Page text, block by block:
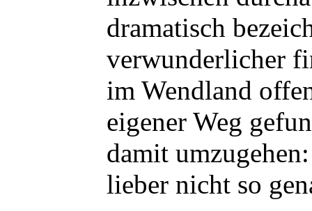
dramatisch
verwunderlicher
im Wendland
eigener Weg
damit
lieber nicht so